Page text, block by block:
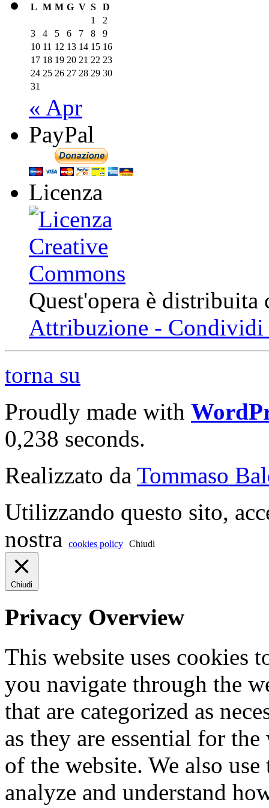
L M M G V S
D
1
2
3
4 5 6 7 8
9
10 11 12 13 14 15 16
17 18 19 20 21 22 23
24 25 26 27 28 29 30
31
« Apr
PayPal
Licenza
Quest'opera è
Attribuzione - Condividi
torna su
Proudly made with
0,238 seconds.
Realizzato da Tommaso
Utilizzando questo sito,
nostra
cookies policy Chiudi
Chiudi
Privacy Overview
This website uses cookies
you navigate through the
that are categorized as
as they are essential for
of the website. We also
analyze and understand